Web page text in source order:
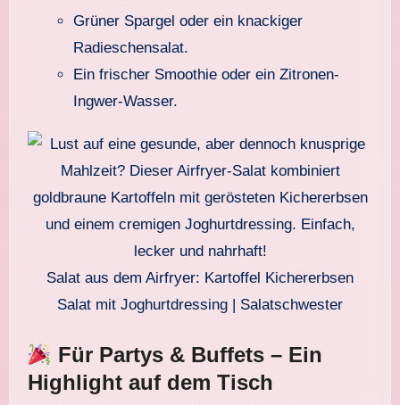
Grüner Spargel oder ein knackiger
Radieschensalat.
Ein frischer Smoothie oder ein Zitronen-
Ingwer-Wasser.
Salat aus dem Airfryer: Kartoffel Kichererbsen
Salat mit Joghurtdressing | Salatschwester
Für Partys & Buffets – Ein
Highlight auf dem Tisch